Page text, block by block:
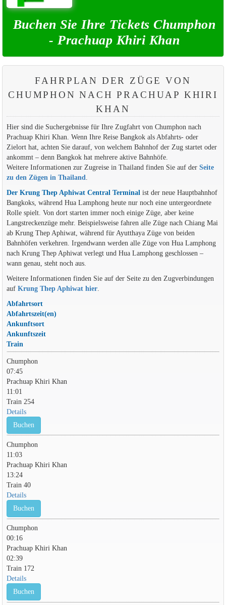
Buchen Sie Ihre Tickets Chumphon
- Prachuap Khiri Khan
FAHRPLAN DER ZÜGE VON
CHUMPHON NACH PRACHUAP KHIRI
KHAN
Hier sind die Suchergebnisse für Ihre Zugfahrt von Chumphon nach
Prachuap Khiri Khan. Wenn Ihre Reise Bangkok als Abfahrts- oder
Zielort hat, achten Sie darauf, von welchem Bahnhof der Zug startet oder
ankommt – denn Bangkok hat mehrere aktive Bahnhöfe.
Weitere Informationen zur Zugreise in Thailand finden Sie auf der Seite
zu den Zügen in Thailand.
Der Krung Thep Aphiwat Central Terminalist der neue Hauptbahnhof
Bangkoks, während Hua Lamphong heute nur noch eine untergeordnete
Rolle spielt. Von dort starten immer noch einige Züge, aber keine
Langstreckenzüge mehr. Beispielsweise fahren alle Züge nach Chiang Mai
ab Krung Thep Aphiwat, während für Ayutthaya Züge von beiden
Bahnhöfen verkehren. Irgendwann werden alle Züge von Hua Lamphong
nach Krung Thep Aphiwat verlegt und Hua Lamphong geschlossen –
wann genau, steht noch aus.
Weitere Informationen finden Sie auf der Seite zu den Zugverbindungen
auf Krung Thep Aphiwat hier.
Abfahrtsort
Abfahrtszeit(en)
Ankunftsort
Ankunftszeit
Train
Chumphon
07:45
Prachuap Khiri Khan
11:01
Train 254
Details
Buchen
Chumphon
11:03
Prachuap Khiri Khan
13:24
Train 40
Details
Buchen
Chumphon
00:16
Prachuap Khiri Khan
02:39
Train 172
Details
Buchen